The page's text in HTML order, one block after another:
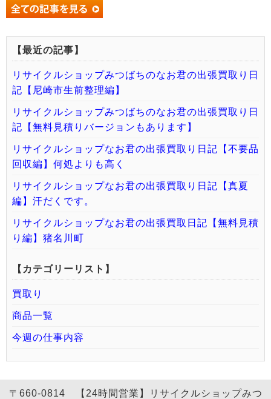
【最近の記事】
リサイクルショップみつばちのなお君の出張買取り日
記【尼崎市生前整理編】
リサイクルショップみつばちのなお君の出張買取り日
記【無料見積りバージョンもあります】
リサイクルショップなお君の出張買取り日記【不要品
回収編】何処よりも高く
リサイクルショップなお君の出張買取り日記【真夏
編】汗だくです。
リサイクルショップなお君の出張買取日記【無料見積
り編】猪名川町
【カテゴリーリスト】
買取り
商品一覧
今週の仕事内容
〒660-0814 【24時間営業】リサイクルショップみつ